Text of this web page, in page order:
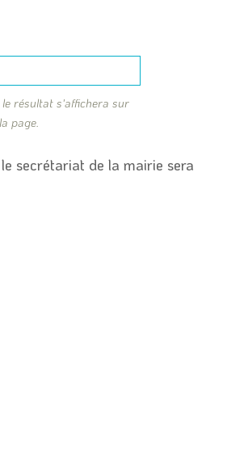
résultat s'affichera sur
page.
secrétariat de la mairie sera